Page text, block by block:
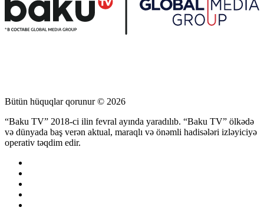
Bütün hüquqlar qorunur © 2026
“Baku TV” 2018-ci ilin fevral ayında yaradılıb. “Baku TV” ölkədə
və dünyada baş verən aktual, maraqlı və önəmli hadisələri izləyiciyə
operativ təqdim edir.